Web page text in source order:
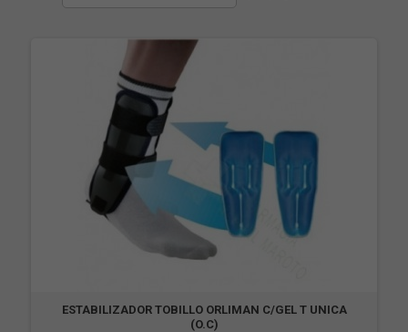
ESTABILIZADOR TOBILLO ORLIMAN C/GEL T UNICA
(O.C)